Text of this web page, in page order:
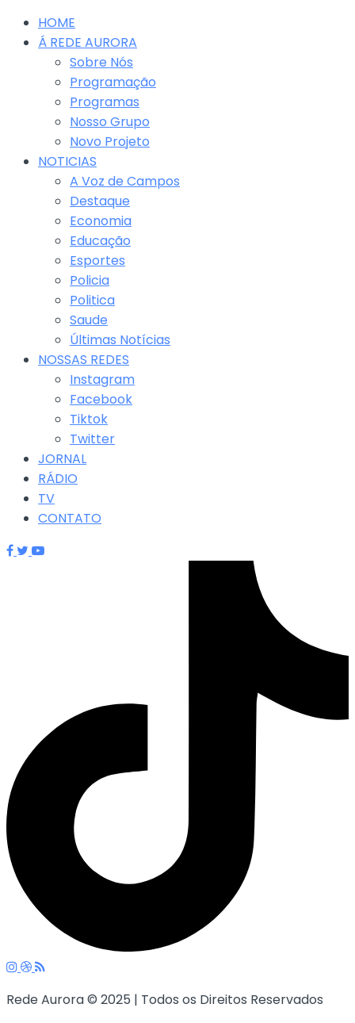
HOME
Á REDE AURORA
Sobre Nós
Programação
Programas
Nosso Grupo
Novo Projeto
NOTICIAS
A Voz de Campos
Destaque
Economia
Educação
Esportes
Policia
Politica
Saude
Últimas Notícias
NOSSAS REDES
Instagram
Facebook
Tiktok
Twitter
JORNAL
RÁDIO
TV
CONTATO
Rede Aurora © 2025 | Todos os Direitos Reservados